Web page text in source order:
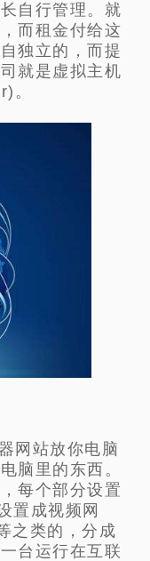
自行管理。就
而租金付给这
独立的，而提
就是虚拟主机
。
网站放你电脑
脑里的东西。
每个部分设置
置成视频网
之类的，分成
台运行在互联